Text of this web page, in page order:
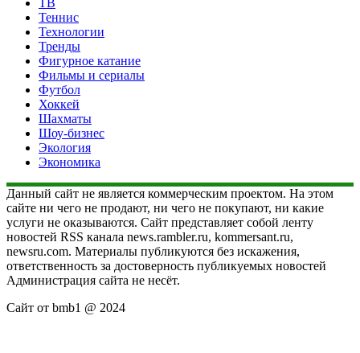
Теннис
Технологии
Тренды
Фигурное катание
Фильмы и сериалы
Футбол
Хоккей
Шахматы
Шоу-бизнес
Экология
Экономика
Данный сайт не является коммерческим проектом. На этом
сайте ни чего не продают, ни чего не покупают, ни какие
услуги не оказываются. Сайт представляет собой ленту
новостей RSS канала news.rambler.ru, kommersant.ru,
newsru.com. Материалы публикуются без искажения,
ответственность за достоверность публикуемых новостей
Администрация сайта не несёт.
Сайт от bmb1 @ 2024